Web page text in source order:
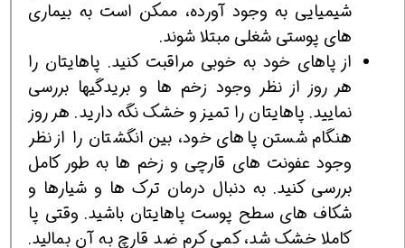
شیمیایی به وجود آورده، ممکن است به بیماری
های پوستی شغلی مبتلا شوند.
از پاهای خود به خوبی مراقبت کنید. پاهایتان را
هر روز از نظر وجود زخم ها و بریدگی‎ها بررسی
نمایید. پاهایتان را تمیز و خشک نگه دارید. هر روز
هنگام شستن پاهای خود، بین انگشتان را از نظر
وجود عفونت های قارچی و زخم ها به طور کامل
بررسی کنید. به دنبال درمان ترک ها و شیارها و
شکاف های سطح پوست پاهایتان باشید. وقتی پا
کاملا خشک شد، کمی کرم ضد قارچ به آن بمالید.